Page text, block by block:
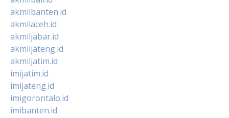
akmilbanten.id
akmilaceh.id
akmiljabar.id
akmiljateng.id
akmiljatim.id
imijatim.id
imijateng.id
imigorontalo.id
imibanten.id